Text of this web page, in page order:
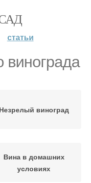
статьи
винограда
Незрелый виноград
Вина в домашних
условиях